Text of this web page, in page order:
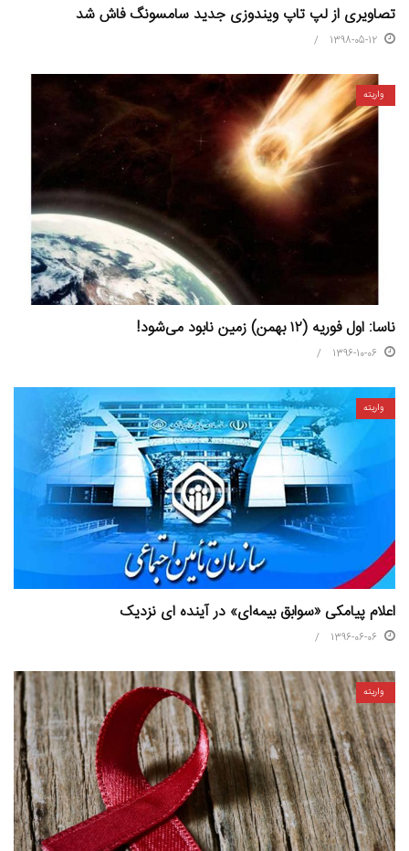
تصاویری از لپ تاپ ویندوزی جدید سامسونگ فاش شد
1398-05-12
واریته
ناسا: اول فوریه (۱۲ بهمن) زمین نابود می‌شود!
1396-10-06
واریته
اعلام پیامکی «سوابق بیمه‌ای» در آینده ای نزدیک
1396-06-06
واریته